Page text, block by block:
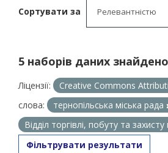
Сортувати за
5 наборів даних знайдено
Ліцензії: Creative Commons
слова:
тернопільська міська рада
Відділ торгівлі, побуту та
Фільтрувати результати